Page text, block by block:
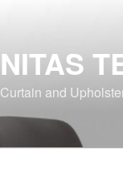
NITAS
Curtain and